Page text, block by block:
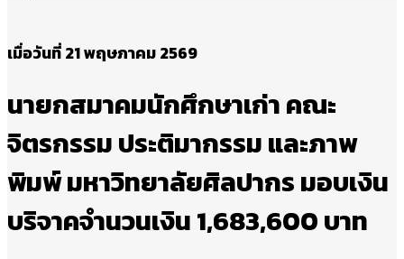
เมื่อวันที่ 21 พฤษภาคม 2569
นายกสมาคมนักศึกษาเก่า คณะ
จิตรกรรม ประติมากรรม และภาพ
พิมพ์ มหาวิทยาลัยศิลปากร มอบเงิน
บริจาคจำนวนเงิน 1,683,600 บาท